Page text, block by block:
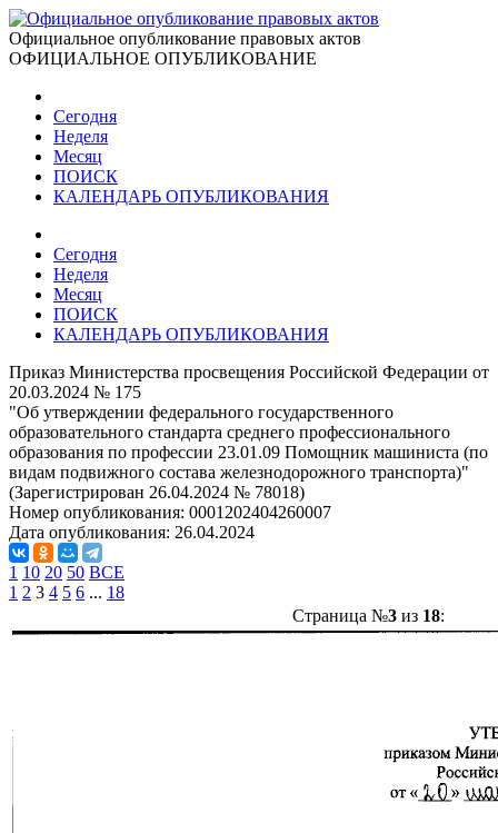
Официальное опубликование правовых актов
ОФИЦИАЛЬНОЕ ОПУБЛИКОВАНИЕ
Сегодня
Неделя
Месяц
ПОИСК
КАЛЕНДАРЬ ОПУБЛИКОВАНИЯ
Сегодня
Неделя
Месяц
ПОИСК
КАЛЕНДАРЬ ОПУБЛИКОВАНИЯ
Приказ Министерства просвещения Российской Федерации от
20.03.2024 № 175
"Об утверждении федерального государственного
образовательного стандарта среднего профессионального
образования по профессии 23.01.09 Помощник машиниста (по
видам подвижного состава железнодорожного транспорта)"
(Зарегистрирован 26.04.2024 № 78018)
Номер опубликования: 0001202404260007
Дата опубликования: 26.04.2024
1 10 20 50 ВСЕ
1 2 3 4 5 6 ... 18
Страница №3из 18: